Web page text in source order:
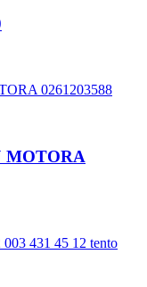
MOTORA